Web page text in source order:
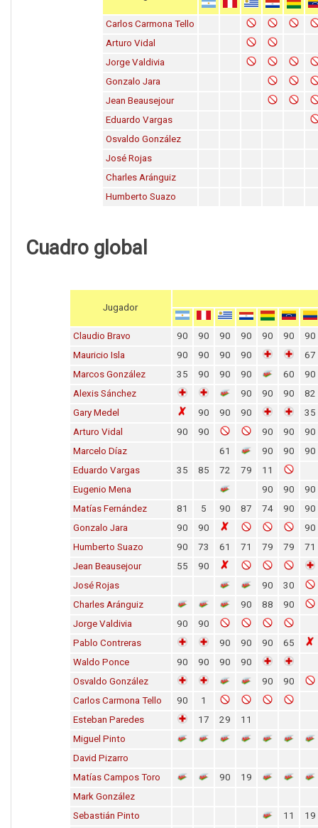
Carlos Carmona Tello
Arturo Vidal
Jorge Valdivia
Gonzalo Jara
Jean Beausejour
Eduardo Vargas
Osvaldo González
José Rojas
Charles Aránguiz
Humberto Suazo
Cuadro global
Jugador
Claudio Bravo 90 90 90 90 90 90
90
Mauricio Isla
90 90 90 90
67
Marcos González
35 90 90 90 60
90
Alexis Sánchez
90 90 90
82
Gary Medel
90 90 90
35
Arturo Vidal
90 90 90 90
90
Marcelo Díaz
61 90 90
90
Eduardo Vargas
35 85 72 79
11
Eugenio Mena
90 90
90
Matías Fernández
81 5 90 87 74 90
90
Gonzalo Jara
90 90
90
Humberto Suazo
90 73 61 71 79 79
71
Jean Beausejour
55
90
José Rojas
90
30
Charles Aránguiz
90 88
90
Jorge Valdivia
90
90
Pablo Contreras
90 90 90
65
Waldo Ponce
90 90 90
90
Osvaldo González
90
90
Carlos Carmona Tello
90
1
Esteban Paredes
17 29
11
Miguel Pinto
David Pizarro
Matías Campos Toro
90
19
Mark González
Sebastián Pinto
11
19